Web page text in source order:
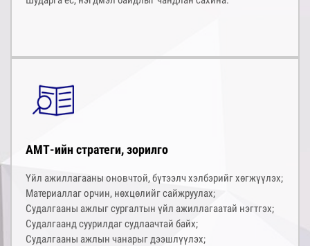
АМТ-ийн стратеги, зорилго
Үйл ажиллагааны оновчтой, бүтээлч хэлбэрийг хөгжүүлэх;
Материаллаг орчин, нөхцөлийг сайжруулах;
Судалгааны ажлыг сургалтын үйл ажиллагаатай нэгтгэх;
Судалгаанд суурилдаг судлаачтай байх;
Судалгааны ажлын чанарыг дээшлүүлэх;